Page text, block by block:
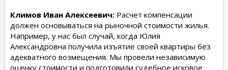
Климов Иван Алексеевич: Расчет компенсации
должен основываться на рыночной стоимости жилья.
Например, у нас был случай, когда Юлия
Александровна получила изъятие своей квартиры без
адекватного возмещения. Мы провели независимую
оценку стоимости и подготовили судебное исковое